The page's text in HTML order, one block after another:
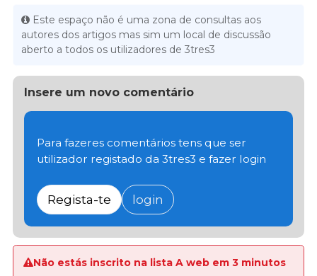
Este espaço não é uma zona de consultas aos
autores dos artigos mas sim um local de discussão
aberto a todos os utilizadores de 3tres3
Insere um novo comentário
Para fazeres comentários tens que ser
utilizador registado da 3tres3 e fazer login
Regista-te login
Não estás inscrito na lista A web em 3 minutos